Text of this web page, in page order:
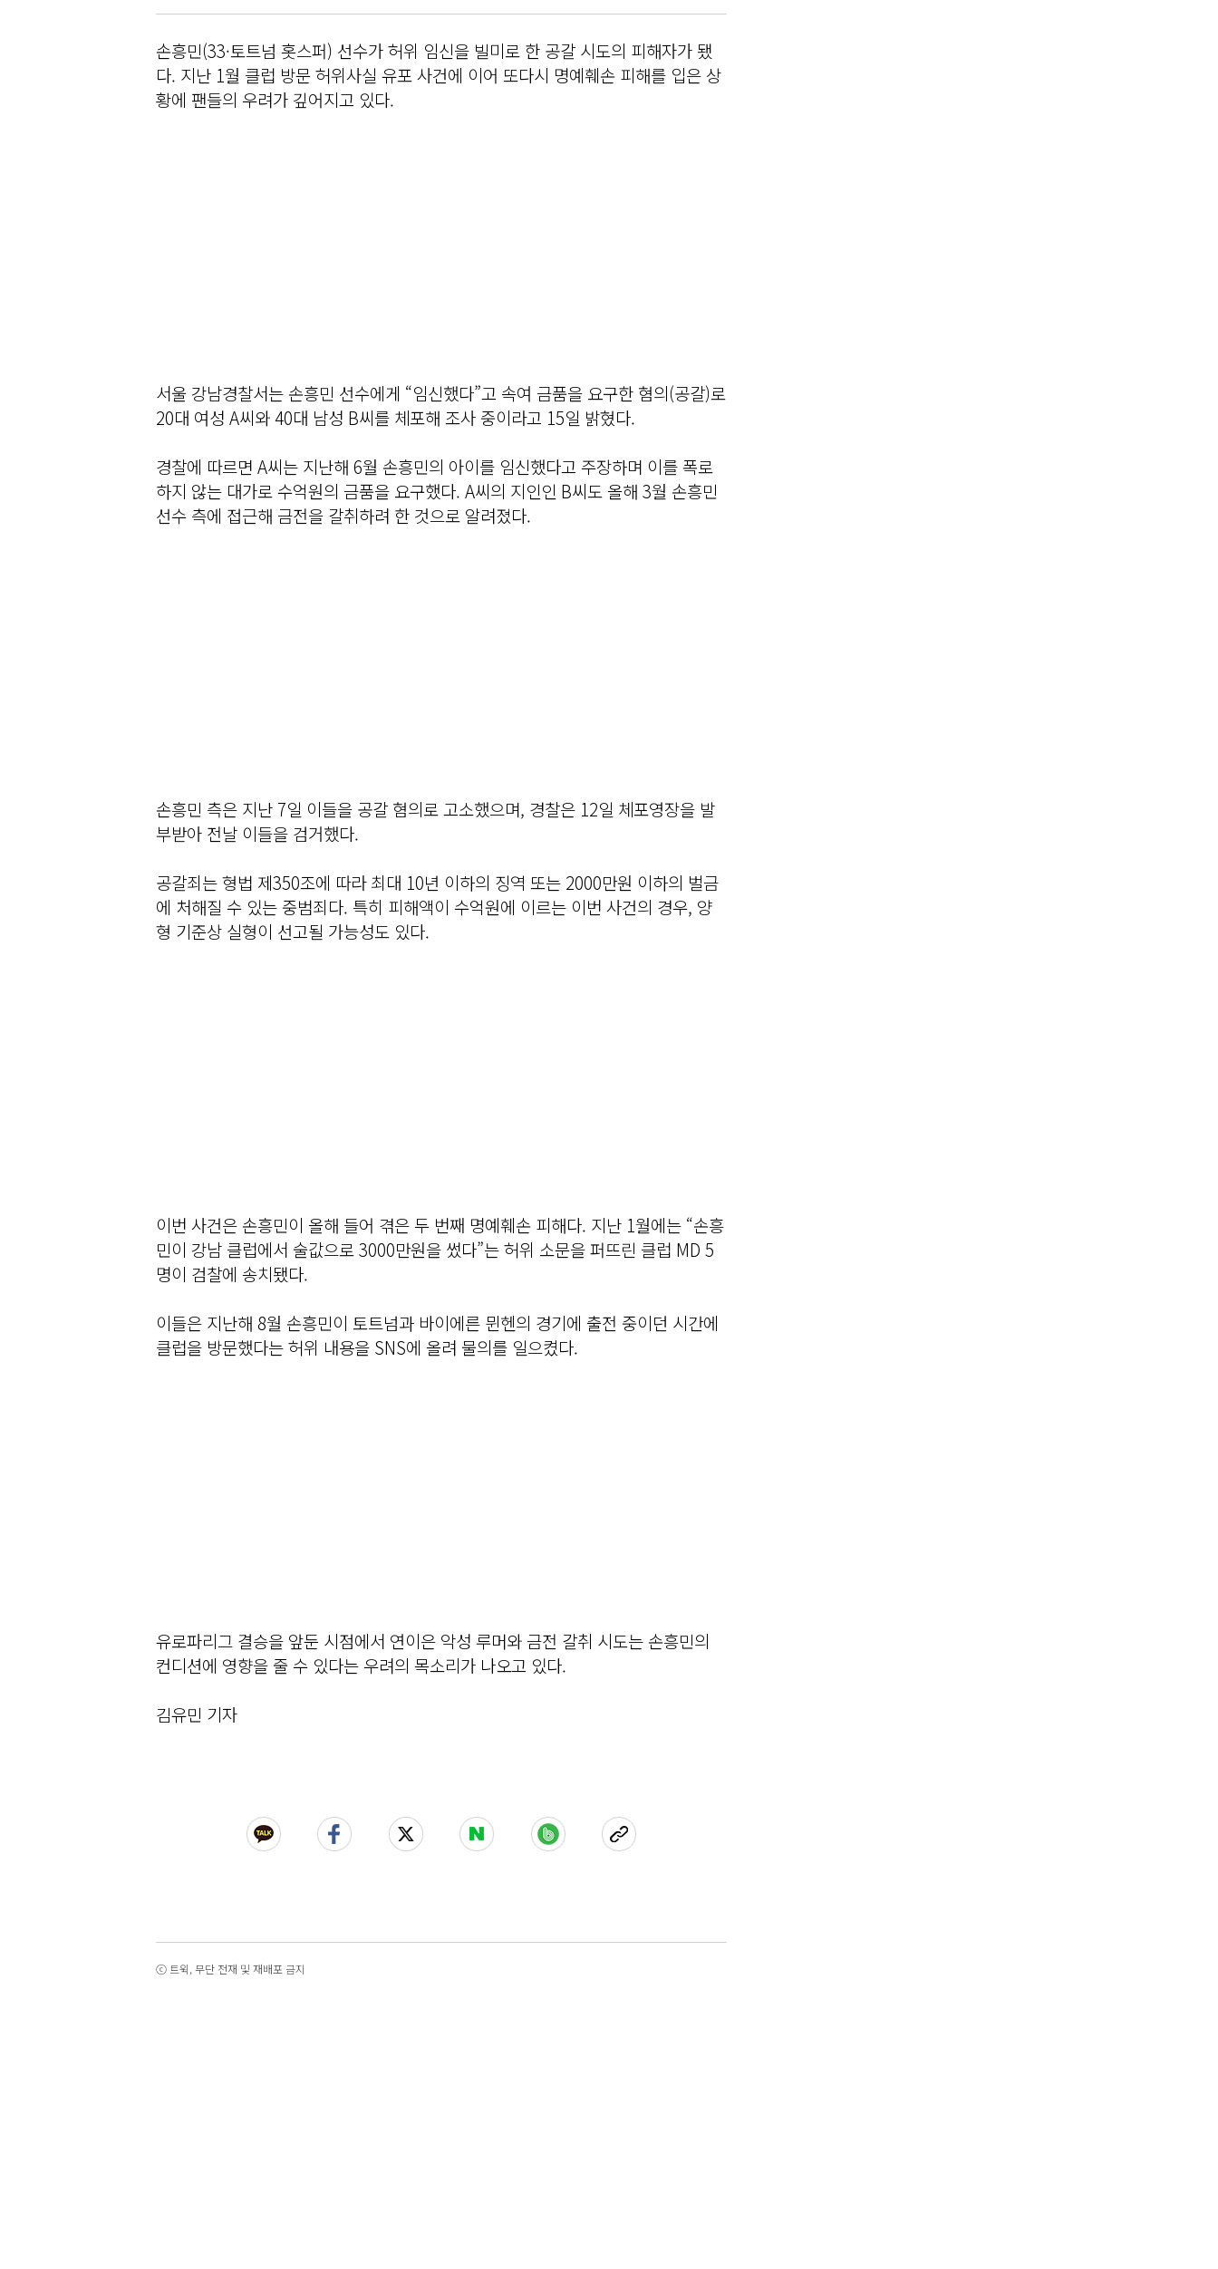
손흥민(33·토트넘 홋스퍼) 선수가 허위 임신을 빌미로 한 공갈 시도의 피해자가 됐
다. 지난 1월 클럽 방문 허위사실 유포 사건에 이어 또다시 명예훼손 피해를 입은 상
황에 팬들의 우려가 깊어지고 있다.
서울 강남경찰서는 손흥민 선수에게 “임신했다”고 속여 금품을 요구한 혐의(공갈)로
20대 여성 A씨와 40대 남성 B씨를 체포해 조사 중이라고 15일 밝혔다.
경찰에 따르면 A씨는 지난해 6월 손흥민의 아이를 임신했다고 주장하며 이를 폭로
하지 않는 대가로 수억원의 금품을 요구했다. A씨의 지인인 B씨도 올해 3월 손흥민
선수 측에 접근해 금전을 갈취하려 한 것으로 알려졌다.
손흥민 측은 지난 7일 이들을 공갈 혐의로 고소했으며, 경찰은 12일 체포영장을 발
부받아 전날 이들을 검거했다.
공갈죄는 형법 제350조에 따라 최대 10년 이하의 징역 또는 2000만원 이하의 벌금
에 처해질 수 있는 중범죄다. 특히 피해액이 수억원에 이르는 이번 사건의 경우, 양
형 기준상 실형이 선고될 가능성도 있다.
이번 사건은 손흥민이 올해 들어 겪은 두 번째 명예훼손 피해다. 지난 1월에는 “손흥
민이 강남 클럽에서 술값으로 3000만원을 썼다”는 허위 소문을 퍼뜨린 클럽 MD 5
명이 검찰에 송치됐다.
이들은 지난해 8월 손흥민이 토트넘과 바이에른 뮌헨의 경기에 출전 중이던 시간에
클럽을 방문했다는 허위 내용을 SNS에 올려 물의를 일으켰다.
유로파리그 결승을 앞둔 시점에서 연이은 악성 루머와 금전 갈취 시도는 손흥민의
컨디션에 영향을 줄 수 있다는 우려의 목소리가 나오고 있다.
김유민 기자
ⓒ 트윅, 무단 전재 및 재배포 금지